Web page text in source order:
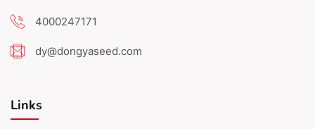
4000247171
dy@dongyaseed.com
Links